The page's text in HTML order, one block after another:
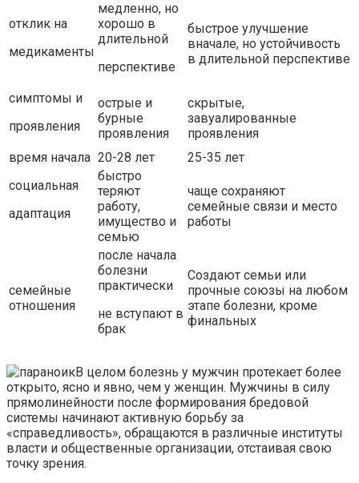
отклик на
медикаменты
медленно, но
хорошо в
длительной
перспективе
быстрое улучшение
вначале, но устойчивость
в длительной перспективе
симптомы и
проявления
острые и
бурные
проявления
скрытые,
завуалированные
проявления
время начала 20-28 лет
25-35 лет
социальная
адаптация
быстро
теряют
работу,
имущество и
семью
чаще сохраняют
семейные связи и место
работы
семейные
отношения
после начала
болезни
практически
не вступают в
брак
Создают семьи или
прочные союзы на любом
этапе болезни, кроме
финальных
В целом болезнь у мужчин протекает более
открыто, ясно и явно, чем у женщин. Мужчины в силу
прямолинейности после формирования бредовой
системы начинают активную борьбу за
«справедливость», обращаются в различные институты
власти и общественные организации, отстаивая свою
точку зрения.